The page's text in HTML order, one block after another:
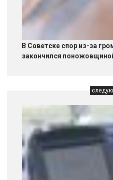
В Советске спор из-за
закончился